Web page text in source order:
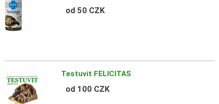
od 50 CZK
Testuvit FELICITAS
od 100 CZK